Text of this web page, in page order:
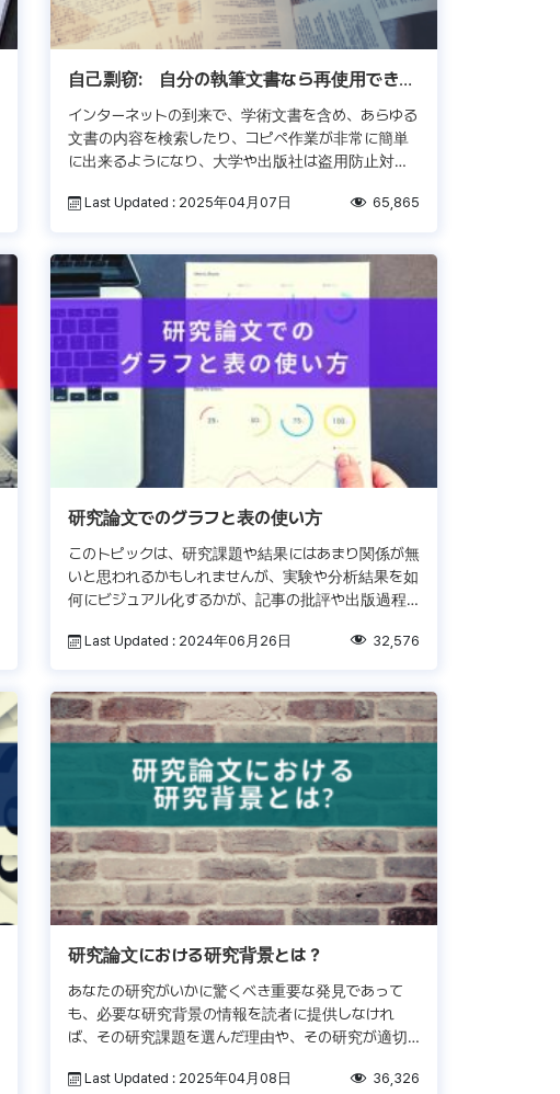
自己剽窃: 自分の執筆文書なら再使用できる
の?
インターネットの到来で、学術文書を含め、あらゆる
文書の内容を検索したり、コピペ作業が非常に簡単
に出来るようになり、大学や出版社は盗用防止対策
者は、他人の執筆文を自分の執筆文 […]
Last Updated : 2025年04月07日 65,865
研究論文でのグラフと表の使い方
このトピックは、研究課題や結果にはあまり関係が無
いと思われるかもしれませんが、実験や分析結果を如
何にビジュアル化するかが、記事の批評や出版過程
の流れに沿って発表する事で、序 […]
Last Updated : 2024年06月26日 32,576
研究論文における研究背景とは？
あなたの研究がいかに驚くべき重要な発見であって
も、必要な研究背景の情報を読者に提供しなけれ
ば、その研究課題を選んだ理由や、その研究が適切
できません。更に、貴重な詳細を伝えな […]
Last Updated : 2025年04月08日 36,326